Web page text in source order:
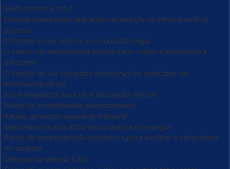
Multi-sensor 3 em 1
Detecta movimento utilizando tecnologia de infravermelhos
passiva
Utilizado como sensor de ocupação/vaga
O sensor de temperatura incorporado mede a temperatura
ambiente
O sensor de luz integrado monitoriza as variações da
intensidade da luz
Base magnética para uma instalação flexível
Níveis de sensibilidade seleccionáveis
Atraso de tempo ajustável e flexível
Mecanismo automático de poupança de energia
Sinais de monitorização periódicos para verificar a integridade
do sistema
Deteção de bateria fraca